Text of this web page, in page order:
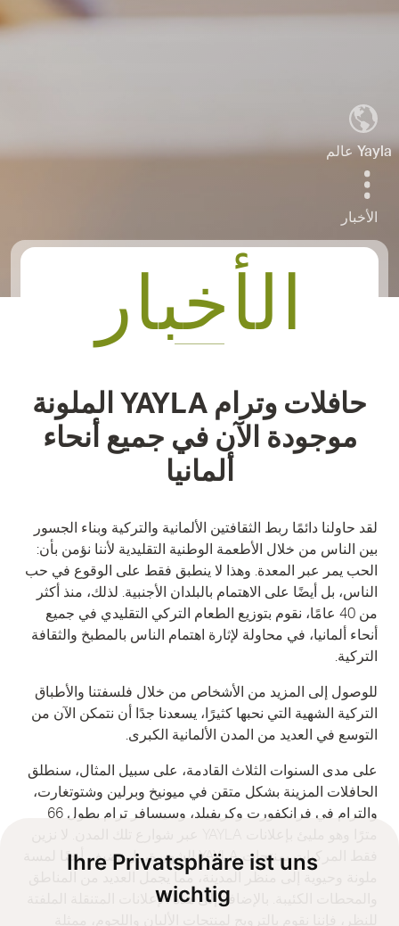
Ihre Privatsphäre ist uns
wichtig
عالم Yayla
الأخبار
الأخبار
حافلات وترام YAYLA الملونة
موجودة الآن في جميع أنحاء
ألمانيا
لقد حاولنا دائمًا ربط الثقافتين الألمانية والتركية وبناء الجسور
بين الناس من خلال الأطعمة الوطنية التقليدية لأننا نؤمن بأن:
الحب يمر عبر المعدة. وهذا لا ينطبق فقط على الوقوع في حب
الناس، بل أيضًا على الاهتمام بالبلدان الأجنبية. لذلك، منذ أكثر
من 40 عامًا، نقوم بتوزيع الطعام التركي التقليدي في جميع
أنحاء ألمانيا، في محاولة لإثارة اهتمام الناس بالمطبخ والثقافة
التركية.
للوصول إلى المزيد من الأشخاص من خلال فلسفتنا والأطباق
التركية الشهية التي نحبها كثيرًا، يسعدنا جدًا أن نتمكن الآن من
التوسع في العديد من المدن الألمانية الكبرى.
على مدى السنوات الثلاث القادمة، على سبيل المثال، سنطلق
الحافلات المزينة بشكل متقن في ميونيخ وبرلين وشتوتغارت،
والترام في فرانكفورت وكريفيلد، وسيسافر ترام بطول 66
فقط المركبات بمنتجات YAYLA الشهيرة، بل تضيف أيضًا لمسة
ملونة وحيوية إلى منظر المدينة، مما يجمل العديد من المناطق
والمحطات الكئيبة. بالإضافة إلى هذه الإعلانات المتنقلة الملفتة